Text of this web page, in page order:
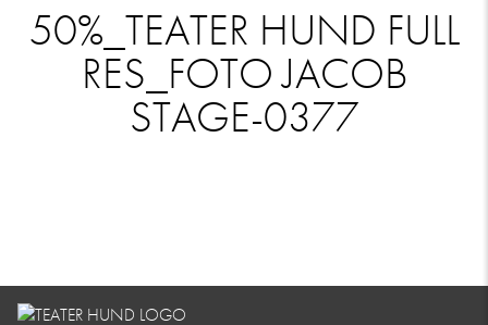
50%_TEATER HUND FULL
RES_FOTO JACOB
STAGE-0377